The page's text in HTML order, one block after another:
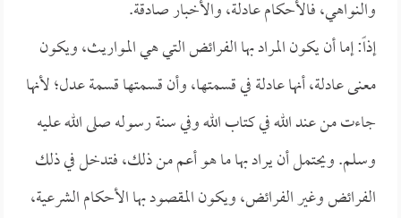
والنواهي، فالأحكام عادلة، والأخبار صادقة.
إذاً: إما أن يكون المراد بها الفرائض التي هي المواريث، ويكون
معنى عادلة، أنها عادلة في قسمتها، وأن قسمتها قسمة عدل؛ لأنها
جاءت من عند الله في كتاب الله وفي سنة رسوله صلى الله عليه
وسلم. ويحتمل أن يراد بها ما هو أعم من ذلك، فتدخل في ذلك
الفرائض وغير الفرائض، ويكون المقصود بها الأحكام الشرعية،